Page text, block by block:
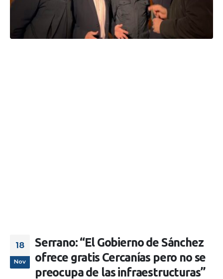
18
Nov
Serrano: “El Gobierno de Sánchez
ofrece gratis Cercanías pero no se
preocupa de las infraestructuras”